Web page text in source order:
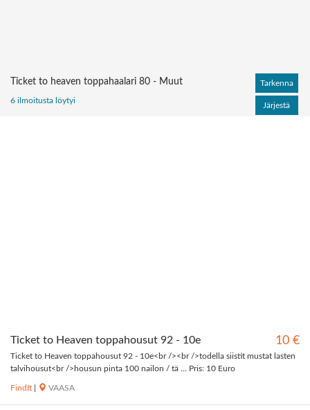
Ticket to heaven toppahaalari 80 - Muut
6 ilmoitusta löytyi
Tarkenna
Järjestä
Ticket to Heaven toppahousut 92 - 10e 10 €
Ticket to Heaven toppahousut 92 - 10e<br /><br />todella siistit mustat lasten
talvihousut<br />housun pinta 100 nailon / tä ... Pris: 10 Euro
FindIt VAASA